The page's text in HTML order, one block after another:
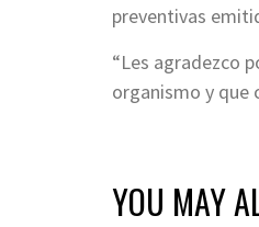
preventivas
“Les agradezco
organismo y que
YOU MAY